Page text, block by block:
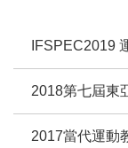
IFSPEC2019
2018第七屆東
2017當代運動